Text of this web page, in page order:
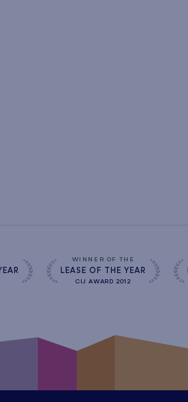
WINNER OF THE
LEASE OF THE YEAR
CIJ AWARD 2012